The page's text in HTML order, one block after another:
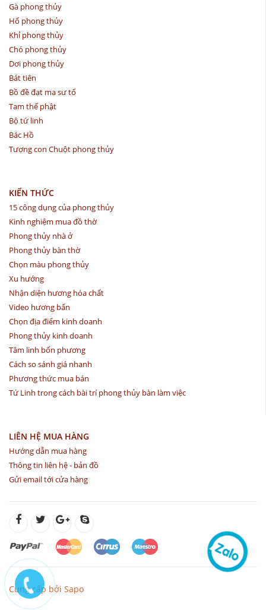
Gà phong thủy
Hổ phong thủy
Khỉ phong thủy
Chó phong thủy
Dơi phong thủy
Bát tiên
Bồ đề đạt ma sư tổ
Tam thế phật
Bộ tứ linh
Bác Hồ
Tượng con Chuột phong thủy
KIẾN THỨC
15 công dụng của phong thủy
Kinh nghiệm mua đồ thờ
Phong thủy nhà ở
Phong thủy bàn thờ
Chọn màu phong thủy
Xu hướng
Nhận diện hương hóa chất
Video hương bẩn
Chọn địa điểm kinh doanh
Phong thủy kinh doanh
Tâm linh bốn phương
Cách so sánh giá nhanh
Phương thức mua bán
Tứ Linh trong cách bài trí phong thủy bàn làm việc
LIÊN HỆ MUA HÀNG
Hướng dẫn mua hàng
Thông tin liên hệ - bản đồ
Gửi email tới cửa hàng
Cung cấp bởi Sapo